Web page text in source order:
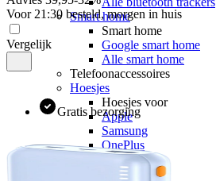
Smart home
Smart home
Google smart home
Alle smart home
Telefoonaccessoires
Hoesjes
Hoesjes voor
Apple
Samsung
OnePlus
Motorola
Google
Voor 21:30 besteld, morgen in huis
Vergelijk
Gratis bezorging